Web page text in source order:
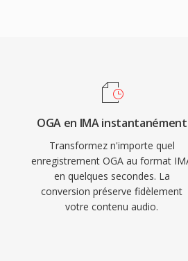
OGA en IMA instantanément
Transformez n'importe quel
enregistrement OGA au format
en quelques secondes. La
conversion préserve fidèlement
votre contenu audio.